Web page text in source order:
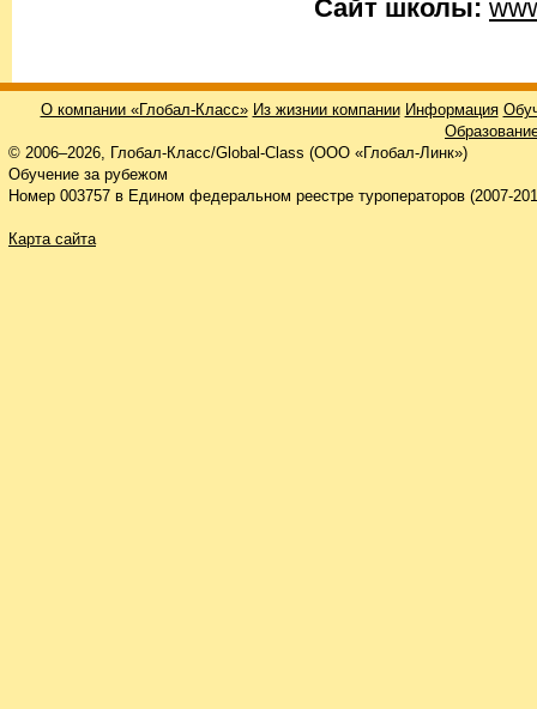
Сайт школы:
О компании «Глобал-Класс» Из жизнии компании Информация
© 2006–2026, Глобал-Класс/Global-Class (ООО «Глобал-Линк»)
Обучение за рубежом
Номер 003757 в Едином федеральном реестре туроператоров (2007-
Карта сайта